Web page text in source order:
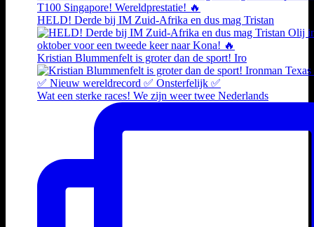
HELD! Derde bij IM Zuid-Afrika en dus mag Tristan
Kristian Blummenfelt is groter dan de sport! Iro
Wat een sterke races! We zijn weer twee Nederlands